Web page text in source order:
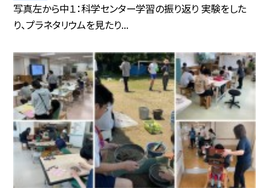
写真左から中１：科学センター学習の振り返り 実験をした
り、プラネタリウムを見たり...